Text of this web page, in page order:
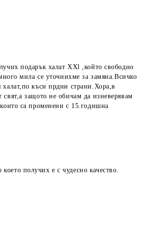
подарък халат XXl ,който свободно
мила се уточнихме за замяна.Всичко
къси прдни страни.Хора,в
защото не обичам да изневерявам
са променени с 15.годишна
получих е с чудесно качество.